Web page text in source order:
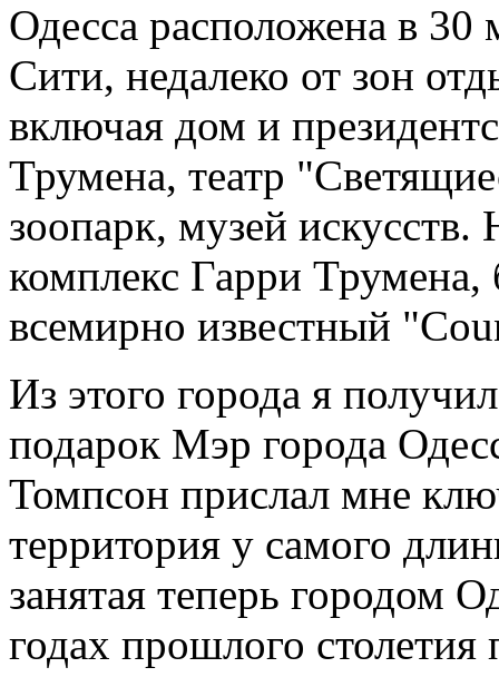
Одесса расположена в 30
Сити, недалеко от зон
включая дом и
Трумена, театр
зоопарк, музей
комплекс Гарри
всемирно известный
Из этого города я
подарок Мэр города
Томпсон прислал мне
территория у самого
занятая теперь городом
годах прошлого столетия